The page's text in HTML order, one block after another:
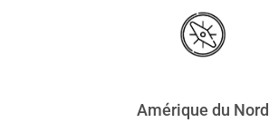
Amérique du Nord